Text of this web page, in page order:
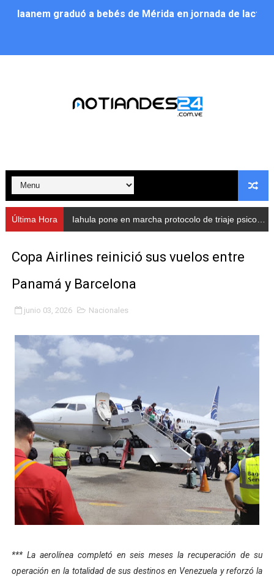
Iaanem graduó a bebés de Mérida en jornada de
Alcalde Nelson Álvarez llevó jornada recreativa a la
Nevado Gas optimiza servicio residencial en la
Balance semestral impulsa inclusión y atención a
Plan Vacacional Comunitario “Ríe 2026” recorre las
Alcaldía del Municipio Libertador realizó una jornada
Fundacite Mérida dicta taller gratuito de electrónica
INN-Mérida celebró el Lacto grado para promover el
Impulsan plan estratégico de seguridad ciudadana
Mérida impulsa desarrollo económico con taller de
Fomficc consolida alianzas e impulsa la economía
Niños de Estudiantes de Mérida sembraron 110
Corposalud y Secretaría Social fortalecen la atención
Inicia el plan vacacional Venezuela Renace en el
Entregan planta eléctrica para fortalecer la atención
Dictan MasterClass en el marco del Encuentro LAGO
Última Hora Iahula pone en marcha protocolo de triaje psicosocial para atender a rescatistas
Copa Airlines reinició sus vuelos entre
Panamá y Barcelona
junio 03, 2026 Nacionales
*** La aerolínea completó en seis meses la recuperación de su
operación en la totalidad de sus destinos en Venezuela y reforzó la